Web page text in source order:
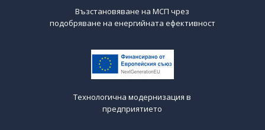
Възстановяване на МСП чрез
подобряване на енергийната ефективност
Технологична модернизация в
предприятието